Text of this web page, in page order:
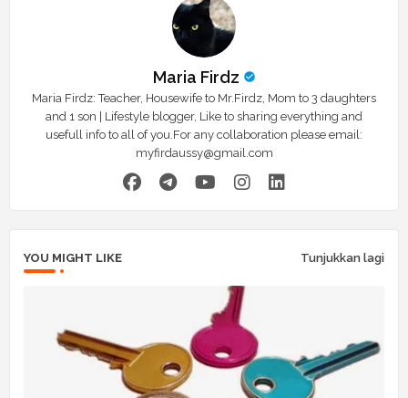
Maria Firdz
Maria Firdz: Teacher, Housewife to Mr.Firdz, Mom to 3 daughters
and 1 son | Lifestyle blogger, Like to sharing everything and
usefull info to all of you.For any collaboration please email:
myfirdaussy@gmail.com
YOU MIGHT LIKE Tunjukkan lagi